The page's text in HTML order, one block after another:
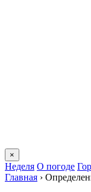
×
Неделя О погоде
Главная ›